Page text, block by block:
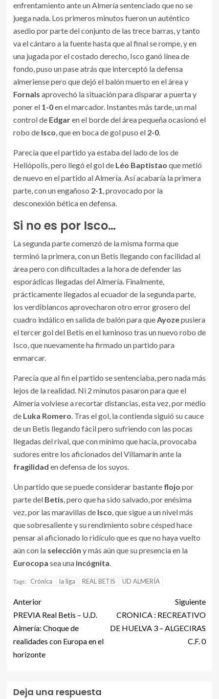
enfrentamiento ante un Almería sentenciado que no se
juega nada. Los primeros minutos fueron un auténtico
asedio por parte del conjunto de las trece barras, y tanto
va el cántaro a la fuente hasta que al final se rompe, y en
una jugada por el costado derecho, Isco ganó línea de
fondo, puso un pase atrás que interceptó la defensa
almeriense pero que dejó el balón muerto en el área y
Fornals aprovechó la situación para disparar a puerta y
poner el 1-0en el marcador. Instantes más tarde, un mal
control de Edgaren el borde del área pequeña ocasionó el
robo de Isco, que en boca de gol puso el 2-0.
Parecía que el partido ya estaba del lado de los de
Heliópolis, pero llegó el gol de Léo Baptistao que metió
de nuevo en el partido al Almería. Así acabaría la primera
parte, con un engañoso 2-1, provocado por la
desconexión bética en defensa.
Si no es por Isco…
La segunda parte comenzó de la misma forma que
terminó la primera, con un Betis llegando con facilidad al
área pero con dificultades a la hora de defender las
esporádicas llegadas del Almería. Finalmente,
prácticamente llegados al ecuador de la segunda parte,
los verdiblancos aprovecharon otro error grosero del
cuadro indálico en salida de balón para queAyozepusiera
el tercer gol del Betis en el luminoso tras un nuevo robo de
Isco, que nuevamente ha firmado un partido para
enmarcar.
Parecía que al fin el partido se sentenciaba, pero nada más
lejos de la realidad. Ni 2 minutos pasaron para que el
Almería volviese a recortar distancias, esta vez, por medio
de Luka Romero. Tras el gol, la contienda siguió su cauce
de un Betis llegando fácil pero sufriendo con las pocas
llegadas del rival, que con mínimo que hacía, provocaba
sudores entre los aficionados del Villamarín ante la
fragilidad en defensa de los suyos.
Un partido que se puede considerar bastante flojo por
parte del Betis, pero que ha sido salvado, por enésima
vez, por las maravillas de Isco, que sigue a un nivel más
que sobresaliente y su rendimiento sobre césped hace
pensar al aficionado lo ridículo que es que no haya vuelto
aún con la selección y más aún que su presencia en la
Eurocopa sea una incógnita.
Tags: Crónica la liga REAL BETIS UD ALMERÍA
Anterior
PREVIA Real Betis – U.D.
Almería: Choque de
realidades con Europa en el
horizonte
Siguiente
CRONICA : RECREATIVO
DE HUELVA 3 – ALGECIRAS
C.F. 0
Deja una respuesta